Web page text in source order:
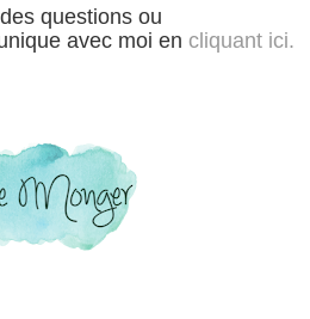
questions ou
avec moi en cliquant ici.